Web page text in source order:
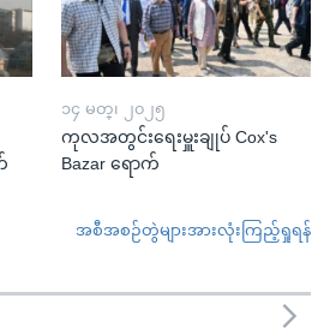
၁၄ မတ္၊ ၂၀၂၅
ကုလအတွင်းရေးမှူးချုပ် Cox's
Bazar ရောက်
အစီအစဉ်တွဲများအားလုံးကြည့်ရှုရန်